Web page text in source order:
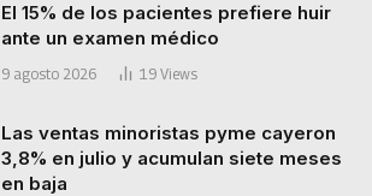
El 15% de los pacientes prefiere huir
ante un examen médico
9 agosto 2026 19 Views
Las ventas minoristas pyme cayeron
3,8% en julio y acumulan siete meses
en baja